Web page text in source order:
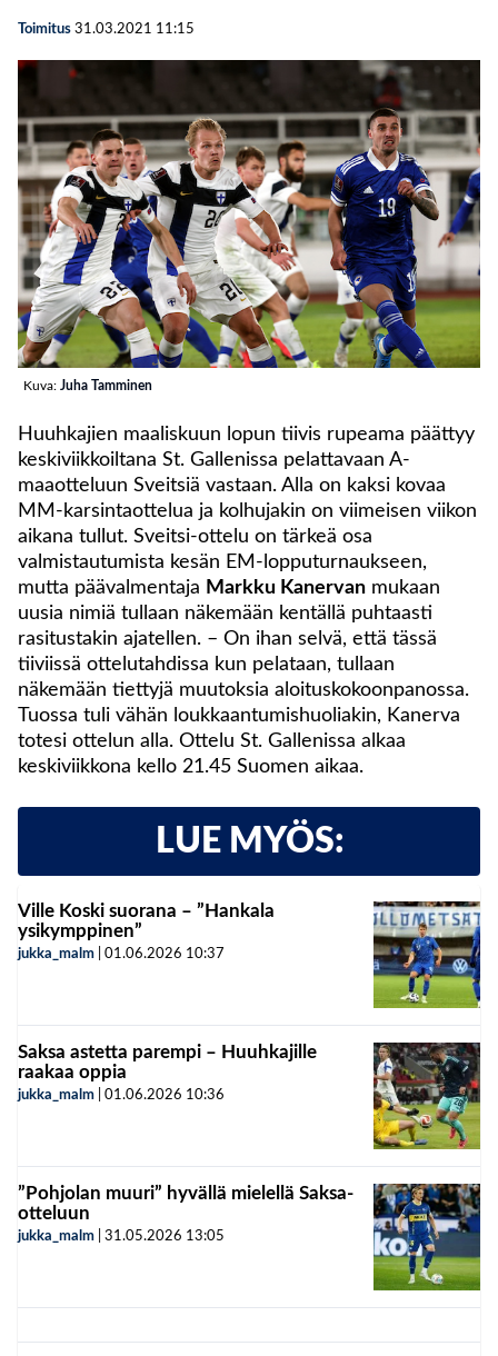
Toimitus 31.03.2021 11:15
Kuva: Juha Tamminen
Huuhkajien maaliskuun lopun tiivis rupeama päättyy
keskiviikkoiltana St. Gallenissa pelattavaan A-
maaotteluun Sveitsiä vastaan. Alla on kaksi kovaa
MM-karsintaottelua ja kolhujakin on viimeisen viikon
aikana tullut. Sveitsi-ottelu on tärkeä osa
valmistautumista kesän EM-lopputurnaukseen,
mutta päävalmentaja Markku Kanervan mukaan
uusia nimiä tullaan näkemään kentällä puhtaasti
rasitustakin ajatellen. – On ihan selvä, että tässä
tiiviissä ottelutahdissa kun pelataan, tullaan
näkemään tiettyjä muutoksia aloituskokoonpanossa.
Tuossa tuli vähän loukkaantumishuoliakin, Kanerva
totesi ottelun alla. Ottelu St. Gallenissa alkaa
keskiviikkona kello 21.45 Suomen aikaa.
LUE MYÖS:
Ville Koski suorana – ”Hankala
ysikymppinen”
jukka_malm 01.06.2026 10:37
Saksa astetta parempi – Huuhkajille
raakaa oppia
jukka_malm 01.06.2026 10:36
”Pohjolan muuri” hyvällä mielellä Saksa-
otteluun
jukka_malm 31.05.2026 13:05